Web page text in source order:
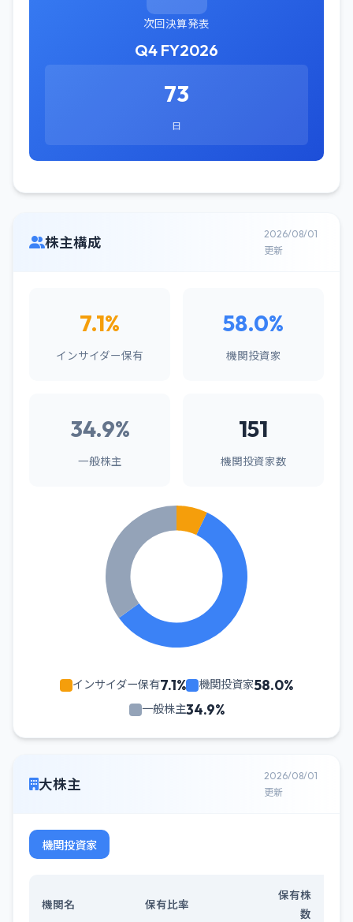
次回決算発表
Q4 FY2026
73
日
株主構成
2026/08/01
更新
7.1%
インサイダー保有
58.0%
機関投資家
34.9%
一般株主
151
機関投資家数
インサイダー保有7.1% 機関投資家58.0%
一般株主34.9%
大株主
2026/08/01
更新
機関投資家
機関名 保有比率
保有株
数